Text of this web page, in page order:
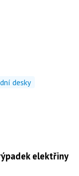
desky
elektřiny